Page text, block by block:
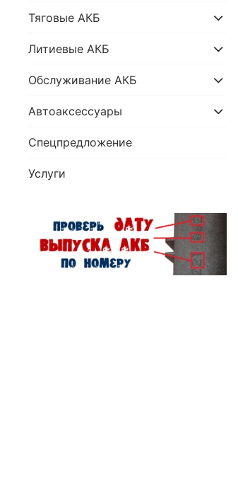
Тяговые АКБ
Литиевые АКБ
Обслуживание АКБ
Автоаксессуары
Спецпредложение
Услуги